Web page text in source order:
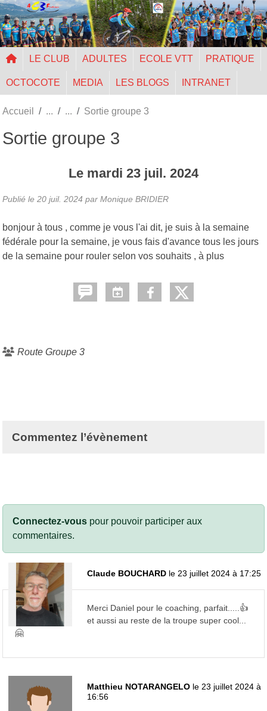
LE CLUB ADULTES ECOLE VTT PRATIQUE
OCTOCOTE MEDIA LES BLOGS INTRANET
Accueil Sortie groupe 3
Sortie groupe 3
Le mardi 23 juil. 2024
Publié le 20 juil. 2024 par Monique BRIDIER
bonjour à tous , comme je vous l'ai dit, je suis à la semaine
fédérale pour la semaine, je vous fais d'avance tous les jours
de la semaine pour rouler selon vos souhaits , à plus
Route Groupe 3
Commentez l’évènement
Connectez-vous pour pouvoir participer aux
commentaires.
Claude BOUCHARD le 23 juillet 2024 à 17:25
Merci Daniel pour le coaching, parfait.....👍
et aussi au reste de la troupe super cool...
🤗
Matthieu NOTARANGELO le 23 juillet 2024 à
16:56
Panneau de gestion des cookies